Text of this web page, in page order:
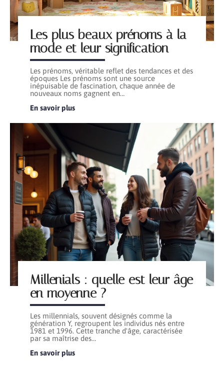
Les plus beaux prénoms à la
mode et leur signification
Les prénoms, véritable reflet des tendances et des
époques Les prénoms sont une source
inépuisable de fascination, chaque année de
nouveaux noms gagnent en…
En savoir plus
Millenials : quelle est leur âge
en moyenne ?
Les millennials, souvent désignés comme la
génération Y, regroupent les individus nés entre
1981 et 1996. Cette tranche d'âge, caractérisée
par sa maîtrise des…
En savoir plus